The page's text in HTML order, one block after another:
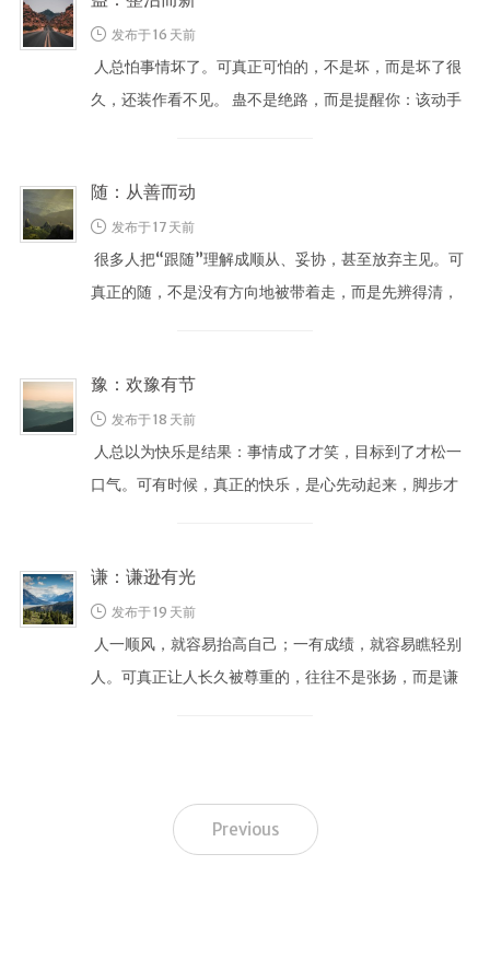
发布于 16 天前
人总怕事情坏了。可真正可怕的，不是坏，而是坏了很
久，还装作看不见。 蛊不是绝路，而是提醒你：该动手
随：从善而动
发布于 17 天前
很多人把“跟随”理解成顺从、妥协，甚至放弃主见。可
真正的随，不是没有方向地被带着走，而是先辨得清，
豫：欢豫有节
发布于 18 天前
人总以为快乐是结果：事情成了才笑，目标到了才松一
口气。可有时候，真正的快乐，是心先动起来，脚步才
谦：谦逊有光
发布于 19 天前
人一顺风，就容易抬高自己；一有成绩，就容易瞧轻别
人。可真正让人长久被尊重的，往往不是张扬，而是谦
Previous